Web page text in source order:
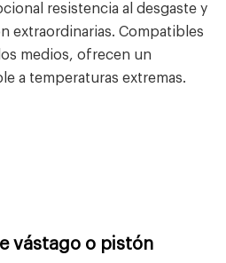
resistencia al desgaste y
extraordinarias. Compatibles
medios, ofrecen un
a temperaturas extremas.
vástago o pistón